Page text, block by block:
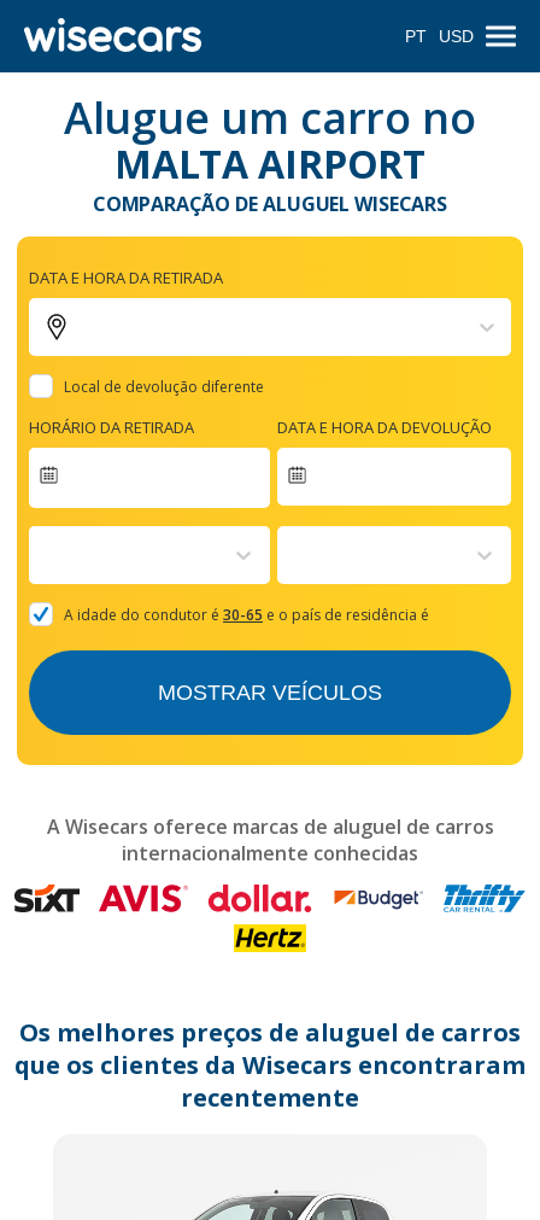
PT USD
Alugue um carro no
MALTA AIRPORT
COMPARAÇÃO DE ALUGUEL WISECARS
DATA E HORA DA RETIRADA
Local de devolução diferente
HORÁRIO DA RETIRADA
forward
with
the
and
mark
get
the
dates.
DATA E HORA DA DEVOLUÇÃO
A idade do condutor é 30-65 e o país de residência é
MOSTRAR VEÍCULOS
A Wisecars oferece marcas de aluguel de carros
internacionalmente conhecidas
Os melhores preços de aluguel de carros
que os clientes da Wisecars encontraram
recentemente